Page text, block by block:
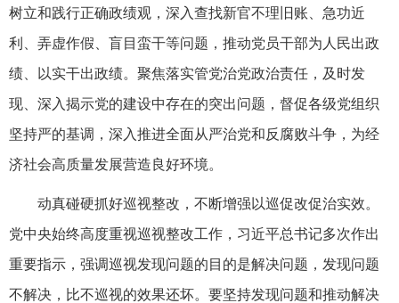
树立和践行正确政绩观，深入查找新官不理旧账、急功近
利、弄虚作假、盲目蛮干等问题，推动党员干部为人民出政
绩、以实干出政绩。聚焦落实管党治党政治责任，及时发
现、深入揭示党的建设中存在的突出问题，督促各级党组织
坚持严的基调，深入推进全面从严治党和反腐败斗争，为经
济社会高质量发展营造良好环境。
动真碰硬抓好巡视整改，不断增强以巡促改促治实效。
党中央始终高度重视巡视整改工作，习近平总书记多次作出
重要指示，强调巡视发现问题的目的是解决问题，发现问题
不解决，比不巡视的效果还坏。要坚持发现问题和推动解决